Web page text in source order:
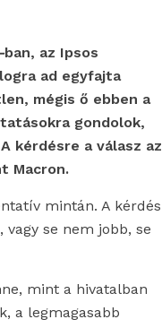
ban, az Ipsos
ad egyfajta
mégis ő ebben a
gondolok,
kérdésre a válasz az
Macron.
mintán. A kérdés
se nem jobb, se
mint a hivatalban
a legmagasabb